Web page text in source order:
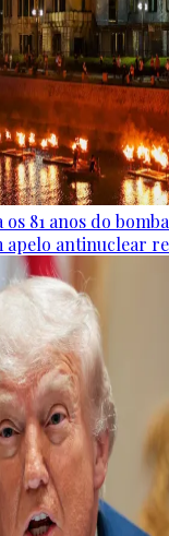
81 anos do
apelo antinuclear